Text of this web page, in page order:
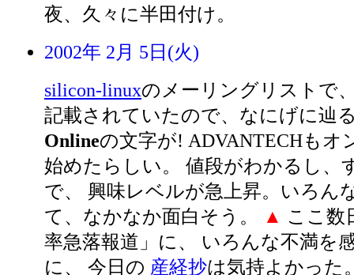
夜、久々に半田付け。
2002年 2月 5日(火)
silicon-linuxのメーリングリストで
記載されていたので、なにげに辿
Onlineの文字が! ADVANTECHもオ
始めたらしい。 値段がわかるし、
で、 興味レベルが急上昇。いろん
て、なかなか面白そう。
▲ ここ数
率急落報道」に、 いろんな不満を
に、 今日の 産経抄は気持よかった